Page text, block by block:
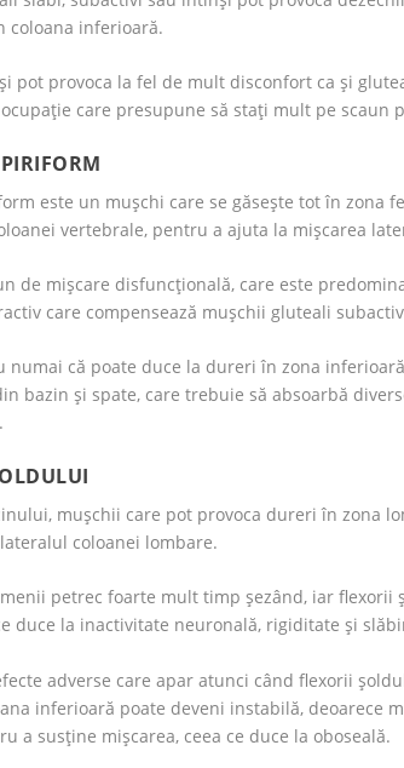
coloana inferioară.
pot provoca la fel de mult disconfort ca și
care presupune să staţi mult pe
este un mușchi care se găseşte tot în zona
vertebrale, pentru a ajuta la mișcarea
de mișcare disfuncțională, care este
care compensează mușchii gluteali
numai că poate duce la dureri în zona
bazin și spate, care trebuie să absoarbă
mușchii care pot provoca dureri în zona
coloanei lombare.
petrec foarte mult timp şezând, iar
duce la inactivitate neuronală, rigiditate şi
adverse care apar atunci când flexorii
inferioară poate deveni instabilă, deoarece
a susține mișcarea, ceea ce duce la oboseală.